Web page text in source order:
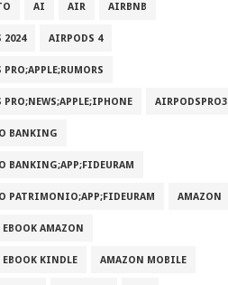
AI AIR AIRBNB
2024 AIRPODS 4
PRO;NEWS;APPLE;IPHONE AIRPODSPRO3
BANKING
BANKING;APP;FIDEURAM
PATRIMONI‪O‬;APP;FIDEURAM AMAZON
AMAZON
KINDLE AMAZON MOBILE